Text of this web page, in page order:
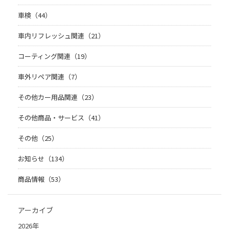
車検（44）
車内リフレッシュ関連（21）
コーティング関連（19）
車外リペア関連（7）
その他カー用品関連（23）
その他商品・サービス（41）
その他（25）
お知らせ（134）
商品情報（53）
アーカイブ
2026年